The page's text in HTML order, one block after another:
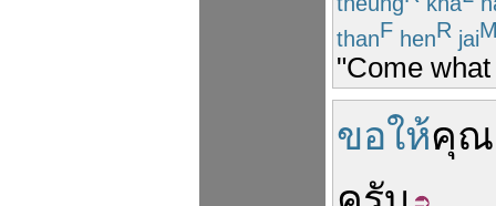
thanF henR jai
"Come
ขอให้คุ